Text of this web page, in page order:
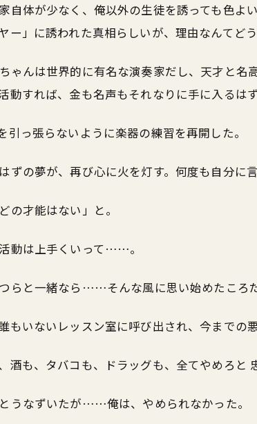
自体が少なく、俺以外の生徒を誘っても色よ
ー」に誘われた真相らしいが、理由なんてどう
ちゃんは世界的に有名な演奏家だし、天才と名
動すれば、金も名声もそれなりに手に入るはず
引っ張らないように楽器の練習を再開した。
ずの夢が、再び心に火を灯す。何度も自分に言
の才能はない」と。
動は上手くいって……。
らと一緒なら……そんな風に思い始めたころだ
もいないレッスン室に呼び出され、今までの
酒も、タバコも、ドラッグも、全てやめろと
うなずいたが……俺は、やめられなかった。